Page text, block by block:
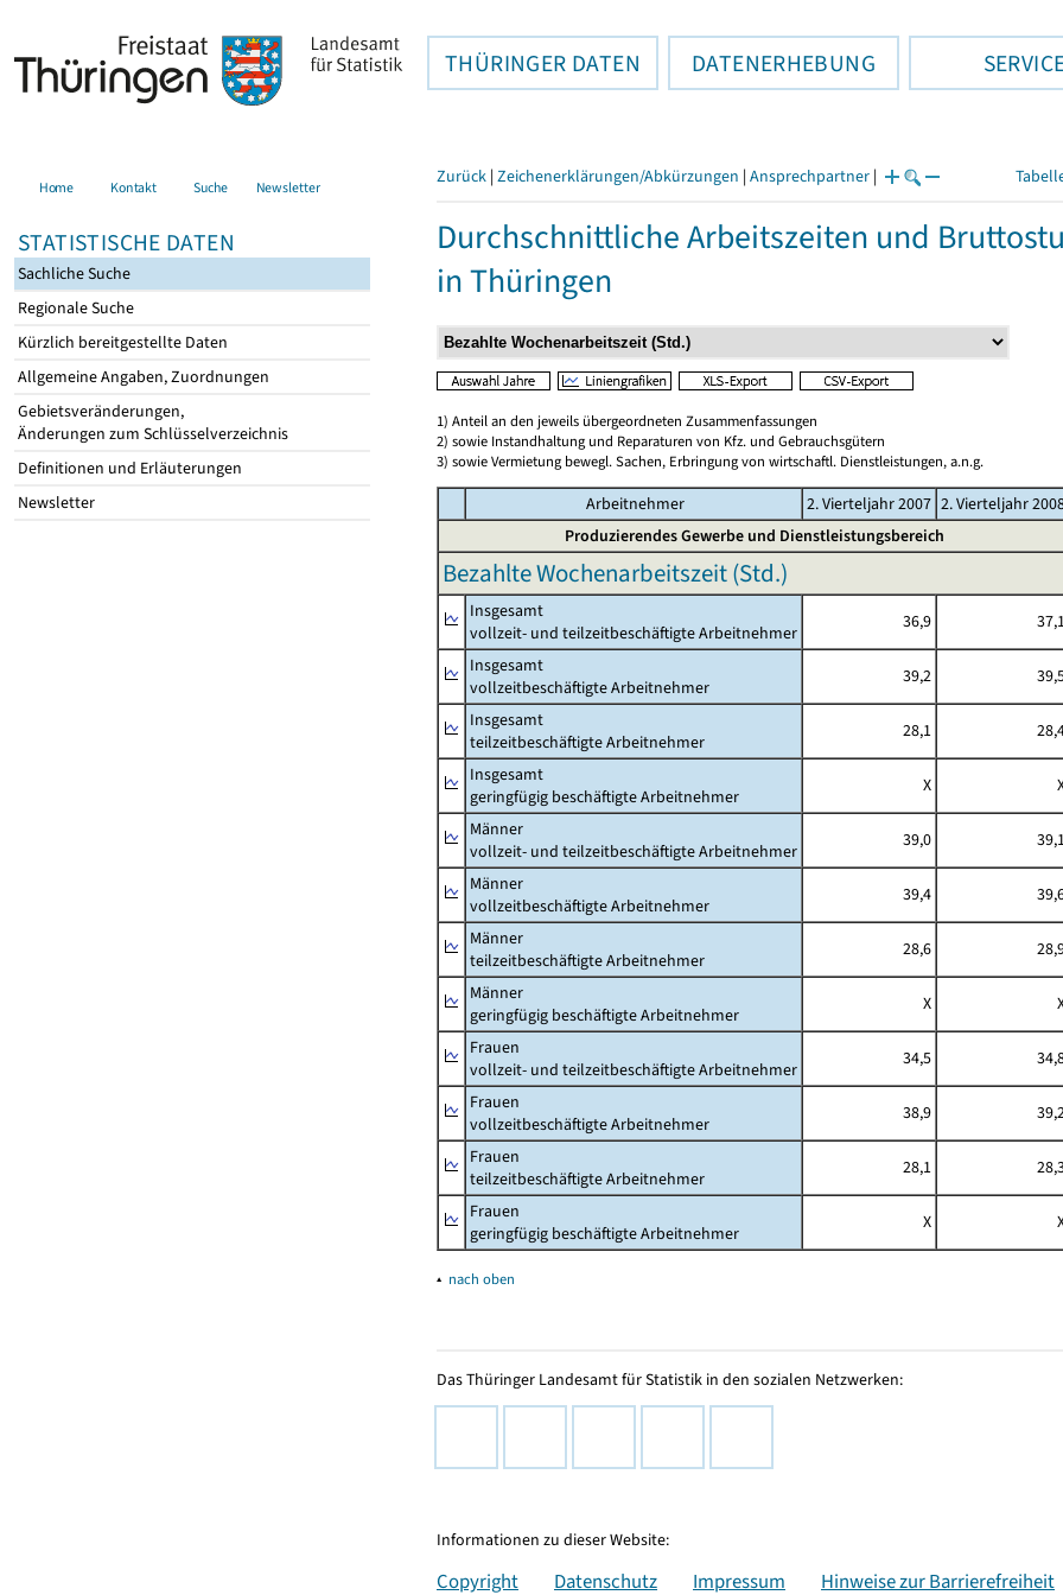
THÜRINGER DATEN DATENERHEBUNG
Home Kontakt Suche Newsletter
STATISTISCHE DATEN
Sachliche Suche
Regionale Suche
Kürzlich bereitgestellte Daten
Allgemeine Angaben, Zuordnungen
Gebietsveränderungen,
Änderungen zum Schlüsselverzeichnis
Definitionen und Erläuterungen
Newsletter
Zurück | Zeichenerklärungen/Abkürzungen | Ansprechpartner |
Durchschnittliche Arbeitszeiten und
in Thüringen
1) Anteil an den jeweils übergeordneten Zusammenfassungen
2) sowie Instandhaltung und Reparaturen von Kfz. und Gebrauchsgütern
3) sowie Vermietung bewegl. Sachen, Erbringung von wirtschaftl. Dienstleistungen, a.n.g.
Arbeitnehmer 2. Vierteljahr 2007 2. Vierteljahr
Produzierendes Gewerbe und Dienstleistungsbereich
Bezahlte Wochenarbeitszeit (Std.)
Insgesamt
vollzeit- und teilzeitbeschäftigte Arbeitnehmer
36,9
Insgesamt
vollzeitbeschäftigte Arbeitnehmer
39,2
Insgesamt
teilzeitbeschäftigte Arbeitnehmer
28,1
Insgesamt
geringfügig beschäftigte Arbeitnehmer
X
Männer
vollzeit- und teilzeitbeschäftigte Arbeitnehmer
39,0
Männer
vollzeitbeschäftigte Arbeitnehmer
39,4
Männer
teilzeitbeschäftigte Arbeitnehmer
28,6
Männer
geringfügig beschäftigte Arbeitnehmer
X
Frauen
vollzeit- und teilzeitbeschäftigte Arbeitnehmer
34,5
Frauen
vollzeitbeschäftigte Arbeitnehmer
38,9
Frauen
teilzeitbeschäftigte Arbeitnehmer
28,1
Frauen
geringfügig beschäftigte Arbeitnehmer
X
▴ nach oben
Das Thüringer Landesamt für Statistik in den sozialen Netzwerken:
Informationen zu dieser Website:
Copyright Datenschutz Impressum Hinweise zur Barrierefreiheit